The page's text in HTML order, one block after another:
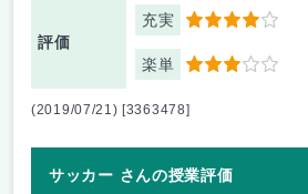
評価
充実 4
楽単 3
(2019/07/21) [3363478]
サッカー さんの授業評価